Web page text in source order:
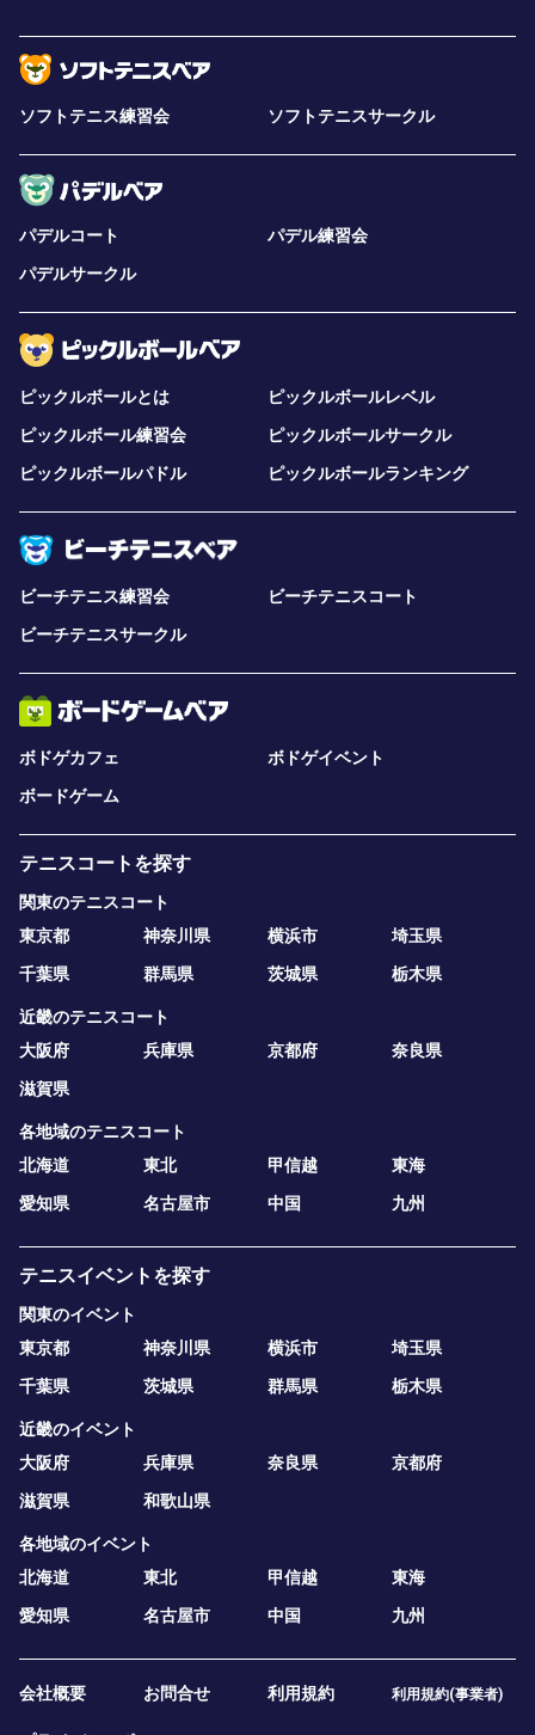
ソフトテニス練習会 ソフトテニスサークル
パデルコート
パデル練習会
パデルサークル
ピックルボールとは
ピックルボールレベル
ピックルボール練習会
ピックルボールサークル
ピックルボールパドル
ピックルボールランキング
ビーチテニス練習会
ビーチテニスコート
ビーチテニスサークル
ボドゲカフェ
ボドゲイベント
ボードゲーム
テニスコートを探す
関東のテニスコート
東京都
神奈川県 横浜市
埼玉県
千葉県
群馬県 茨城県 栃木県
近畿のテニスコート
大阪府
兵庫県 京都府
奈良県
滋賀県
各地域のテニスコート
北海道
東北 甲信越
東海
愛知県
名古屋市 中国 九州
テニスイベントを探す
関東のイベント
東京都
神奈川県 横浜市
埼玉県
千葉県
茨城県 群馬県 栃木県
近畿のイベント
大阪府
兵庫県 奈良県
京都府
滋賀県
和歌山県
各地域のイベント
北海道
東北 甲信越
東海
愛知県
名古屋市 中国 九州
会社概要 お問合せ 利用規約 利用規約(事業者)